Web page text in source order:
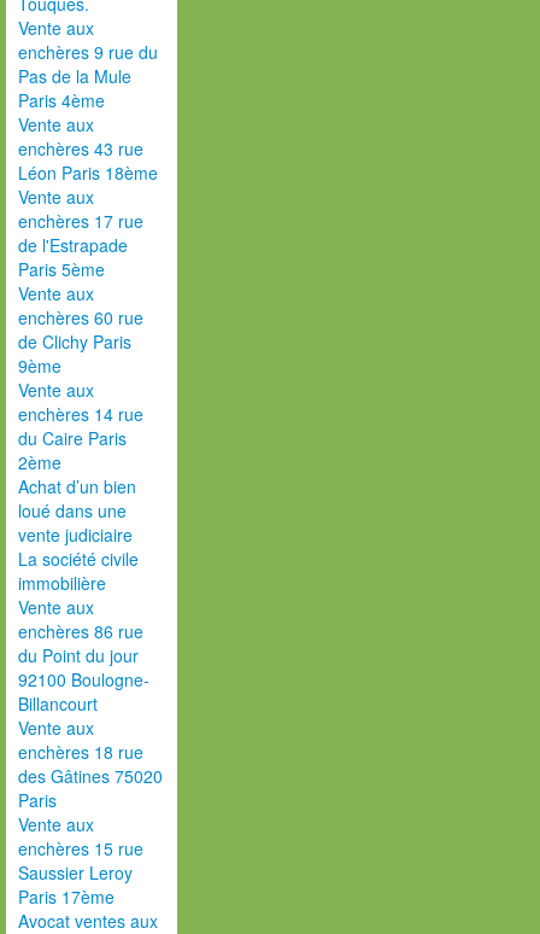
Vente aux
enchères 9 rue du
Pas de la Mule
Paris 4ème
Vente aux
enchères 43 rue
Léon Paris 18ème
Vente aux
enchères 17 rue
de l'Estrapade
Paris 5ème
Vente aux
enchères 60 rue
de Clichy Paris
9ème
Vente aux
enchères 14 rue
du Caire Paris
2ème
Achat d’un bien
loué dans une
vente judiciaire
La société civile
immobilière
Vente aux
enchères 86 rue
du Point du jour
92100 Boulogne-
Billancourt
Vente aux
enchères 18 rue
des Gâtines 75020
Paris
Vente aux
enchères 15 rue
Saussier Leroy
Paris 17ème
Avocat ventes aux